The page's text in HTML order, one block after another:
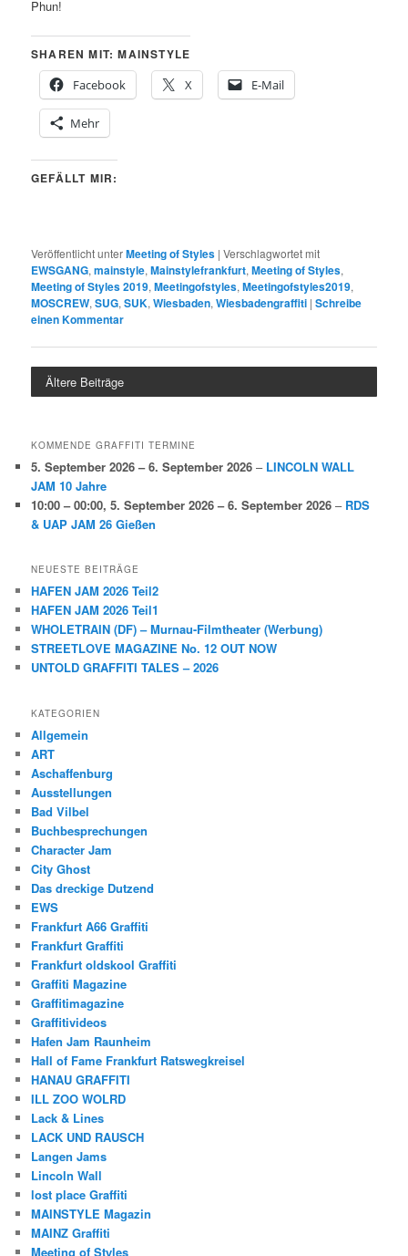
Phun!
SHAREN MIT: MAINSTYLE
Facebook
X E-Mail
Mehr
GEFÄLLT MIR:
Veröffentlicht unterMeeting of Styles |Verschlagwortet mit
EWSGANG,mainstyle,Mainstylefrankfurt,Meeting of Styles,
Meeting of Styles 2019,Meetingofstyles,Meetingofstyles2019,
MOSCREW,SUG,SUK,Wiesbaden,Wiesbadengraffiti |Schreibe
einen Kommentar
Ältere Beiträge
KOMMENDE GRAFFITI TERMINE
5. September 2026 – 6. September 2026 – LINCOLN WALL
JAM 10 Jahre
10:00 – 00:00,5. September 2026 – 6. September 2026 – RDS
& UAP JAM 26 Gießen
NEUESTE BEITRÄGE
HAFEN JAM 2026 Teil2
HAFEN JAM 2026 Teil1
WHOLETRAIN (DF) – Murnau-Filmtheater (Werbung)
STREETLOVE MAGAZINE No. 12 OUT NOW
UNTOLD GRAFFITI TALES – 2026
KATEGORIEN
Allgemein
ART
Aschaffenburg
Ausstellungen
Bad Vilbel
Buchbesprechungen
Character Jam
City Ghost
Das dreckige Dutzend
EWS
Frankfurt A66 Graffiti
Frankfurt Graffiti
Frankfurt oldskool Graffiti
Graffiti Magazine
Graffitimagazine
Graffitivideos
Hafen Jam Raunheim
Hall of Fame Frankfurt Ratswegkreisel
HANAU GRAFFITI
ILL ZOO WOLRD
Lack & Lines
LACK UND RAUSCH
Langen Jams
Lincoln Wall
lost place Graffiti
MAINSTYLE Magazin
MAINZ Graffiti
Meeting of Styles